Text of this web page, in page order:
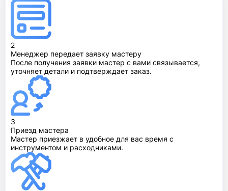
2
Менеджер передает заявку мастеру
После получения заявки мастер с вами связывается,
уточняет детали и подтверждает заказ.
3
Приезд мастера
Мастер приезжает в удобное для вас время с
инструментом и расходниками.